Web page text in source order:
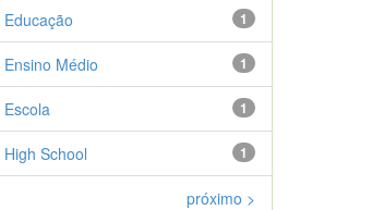
1
Educação
1
Ensino Médio
1
Escola
1
High School
próximo >